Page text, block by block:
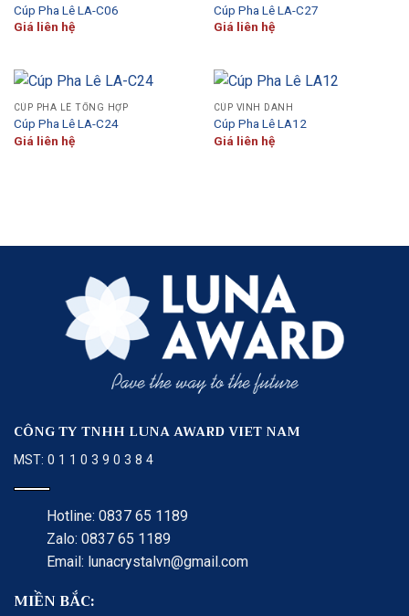
Cúp Pha Lê LA-C06
Giá liên hệ
Cúp Pha Lê LA-C27
Giá liên hệ
CÚP PHA LÊ TỔNG HỢP
Cúp Pha Lê LA-C24
Giá liên hệ
CÚP VINH DANH
Cúp Pha Lê LA12
Giá liên hệ
CÔNG TY TNHH LUNA AWARD VIET NAM
MST: 0 1 1 0 3 9 0 3 8 4
Hotline: 0837 65 1189
Zalo: 0837 65 1189
Email: lunacrystalvn@gmail.com
MIỀN BẮC: